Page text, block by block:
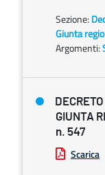
Sezione:
Giunta
Argomenti:
GIUNTA
n. 547
Scarica